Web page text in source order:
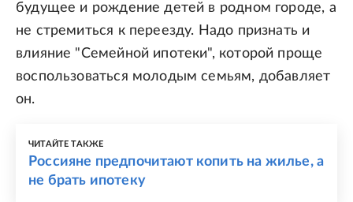
будущее и рождение детей в родном городе, а
не стремиться к переезду. Надо признать и
влияние "Семейной ипотеки", которой проще
воспользоваться молодым семьям, добавляет
он.
ЧИТАЙТЕ ТАКЖЕ
Россияне предпочитают копить на жилье, а
не брать ипотеку